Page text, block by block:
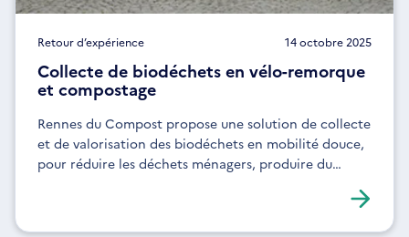
Retour d’expérience 14 octobre 2025
Collecte de biodéchets en vélo-remorque
et compostage
Rennes du Compost propose une solution de collecte
et de valorisation des biodéchets en mobilité douce,
pour réduire les déchets ménagers, produire du